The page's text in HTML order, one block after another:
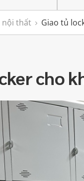
nội thất Giao tủ
cho